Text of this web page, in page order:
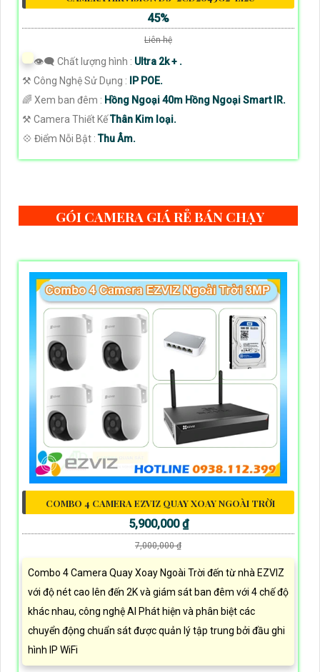
45%
Liên hệ
👁️‍🗨 Chất lượng hình : Ultra 2k + .
⚒ Công Nghệ Sử Dụng :
IP POE.
🌈 Xem ban đêm : Hồng Ngoại 40m Hồng Ngoại Smart IR.
⚒ Camera Thiết KếThân Kim loại.
️💠 Điểm Nỗi Bật :Thu Âm.
GÓI CAMERA GIÁ RẺ BÁN CHẠY
COMBO 4 CAMERA EZVIZ QUAY XOAY NGOÀI TRỜI
5,900,000 ₫
7,000,000 ₫
Combo 4 Camera Quay Xoay Ngoài Trời đến từ nhà EZVIZ
với độ nét cao lên đến 2K và giám sát ban đêm với 4 chế độ
khác nhau, công nghệ AI Phát hiện và phân biệt các
chuyển động chuẩn sát được quản lý tập trung bởi đầu ghi
hình IP WiFi